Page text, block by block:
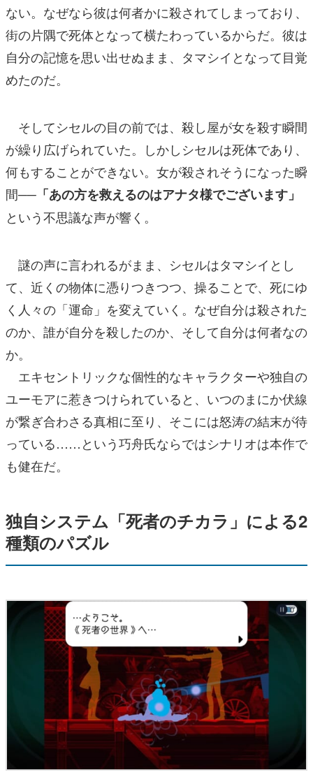
ない。なぜなら彼は何者かに殺されてしまっており、
街の片隅で死体となって横たわっているからだ。彼は
自分の記憶を思い出せぬまま、タマシイとなって目覚
めたのだ。
そしてシセルの目の前では、殺し屋が女を殺す瞬間
が繰り広げられていた。しかしシセルは死体であり、
何もすることができない。女が殺されそうになった瞬
間── 「あの方を救えるのはアナタ様でございます」
という不思議な声が響く。
謎の声に言われるがまま、シセルはタマシイとし
て、近くの物体に憑りつきつつ、操ることで、死にゆ
く人々の「運命」を変えていく。なぜ自分は殺された
のか、誰が自分を殺したのか、そして自分は何者なの
か。
エキセントリックな個性的なキャラクターや独自の
ユーモアに惹きつけられていると、いつのまにか伏線
が繋ぎ合わさる真相に至り、そこには怒涛の結末が待
っている……という巧舟氏ならではシナリオは本作で
も健在だ。
独自システム「死者のチカラ」による2
種類のパズル